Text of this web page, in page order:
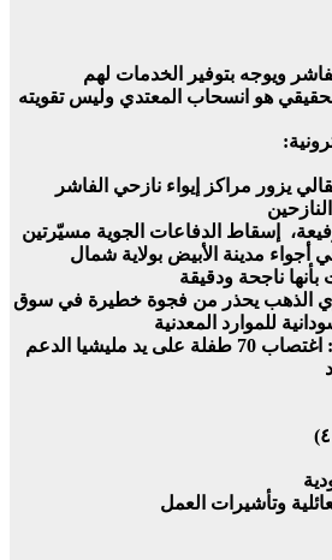
ويوجه بتوفير الخدمات لهم
هو انسحاب المعتدي وليس تقويته
يزور مراكز إيواء نازحي الفاشر
إسقاط الدفاعات الجوية مسيّرتين
أجواء مدينة الأبيض بولاية شمال
ناجحة ودقيقة
الذهب يحذر من فجوة خطيرة في سوق
للموارد المعدنية
مجلس الطفولة السوداني: اغتصاب 70 طفلة على يد مليشيا الدعم
وتأشيرات العمل